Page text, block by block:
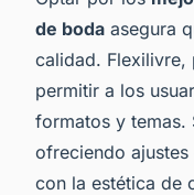
de boda asegura
calidad.
permitir a los
formatos y temas.
ofreciendo
con la estética de